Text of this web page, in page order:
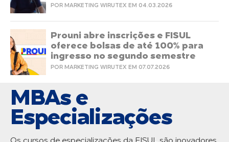
POR MARKETING WIRUTEX EM 04.03.2026
Prouni abre inscrições e FISUL
oferece bolsas de até 100% para
ingresso no segundo semestre
POR MARKETING WIRUTEX EM 07.07.2026
MBAs e
Especializações